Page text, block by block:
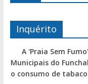
Inquérito
A 'Praia Sem
Municipais do
o consumo de